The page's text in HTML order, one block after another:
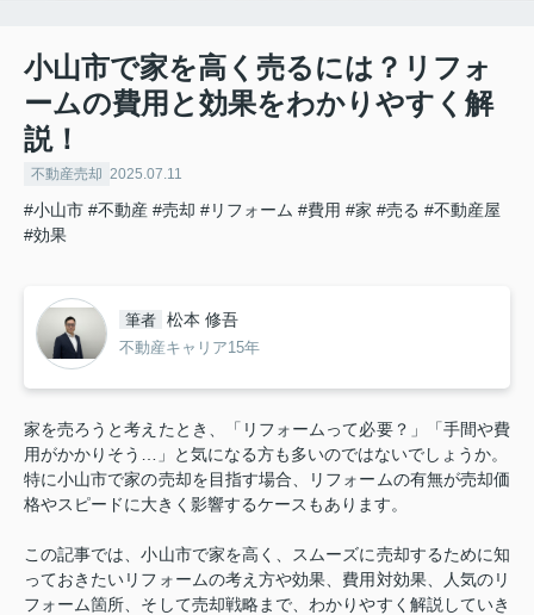
小山市で家を高く売るには？リフォ
ームの費用と効果をわかりやすく解
説！
不動産売却 2025.07.11
#小山市 #不動産 #売却 #リフォーム #費用 #家 #売る #不動産屋
#効果
筆者 松本 修吾
不動産キャリア15年
家を売ろうと考えたとき、「リフォームって必要？」「手間や費
用がかかりそう…」と気になる方も多いのではないでしょうか。
特に小山市で家の売却を目指す場合、リフォームの有無が売却価
格やスピードに大きく影響するケースもあります。
この記事では、小山市で家を高く、スムーズに売却するために知
っておきたいリフォームの考え方や効果、費用対効果、人気のリ
フォーム箇所、そして売却戦略まで、わかりやすく解説していき